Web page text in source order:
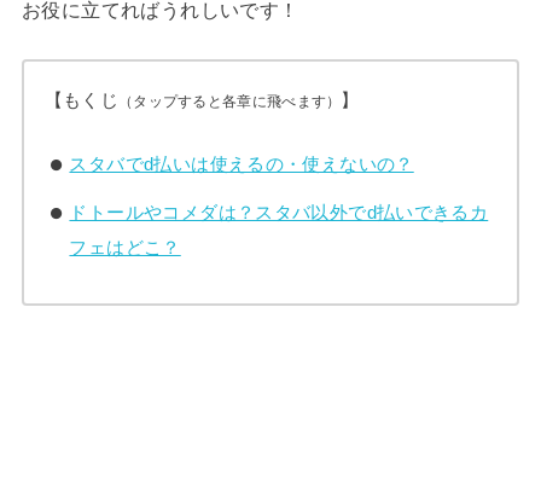
お役に立てればうれしいです！
【もくじ （タップすると各章に飛べます） 】
スタバでd払いは使えるの・使えないの？
ドトールやコメダは？スタバ以外でd払いできるカ
フェはどこ？